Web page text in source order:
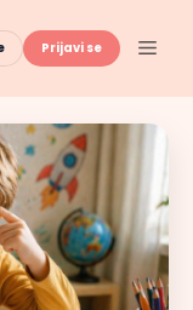
Prijavi se